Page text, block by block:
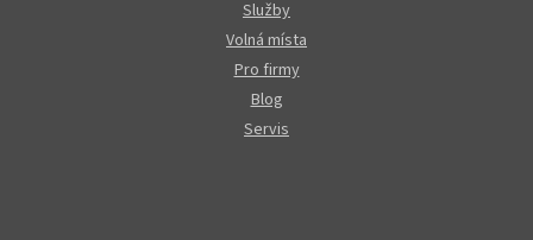
Služby
Volná místa
Pro firmy
Blog
Servis